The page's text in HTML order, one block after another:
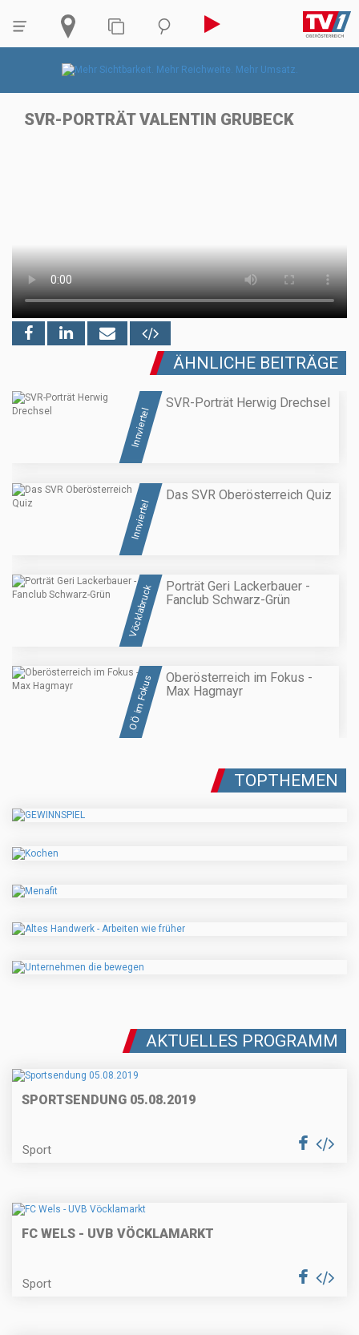
SVR-PORTRÄT VALENTIN GRUBECK
ÄHNLICHE BEITRÄGE
Innviertel
SVR-Porträt Herwig Drechsel
Innviertel
Das SVR Oberösterreich Quiz
Vöcklabruck
Porträt Geri Lackerbauer -
Fanclub Schwarz-Grün
OÖ im Fokus
Oberösterreich im Fokus -
Max Hagmayr
TOPTHEMEN
AKTUELLES PROGRAMM
SPORTSENDUNG 05.08.2019
Sport
FC WELS - UVB VÖCKLAMARKT
Sport